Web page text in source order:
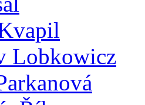
Lobkowicz